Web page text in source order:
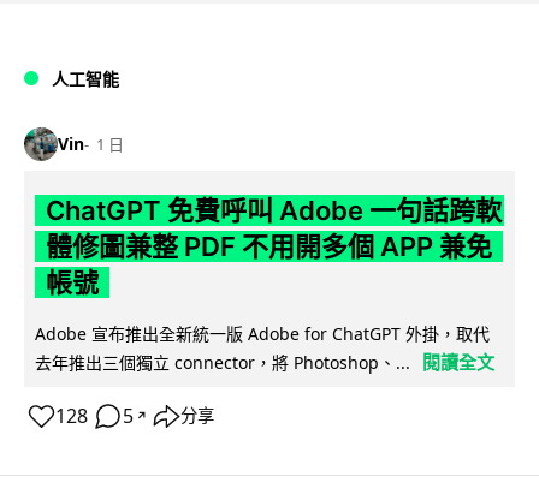
人工智能
Vin 1 日
ChatGPT 免費呼叫 Adobe 一句話跨軟
體修圖兼整 PDF 不用開多個 APP 兼免
帳號
Adobe 宣布推出全新統一版 Adobe for ChatGPT 外掛，取代
去年推出三個獨立 connector，將 Photoshop、...
閱讀全文
128 5 ↗ 分享